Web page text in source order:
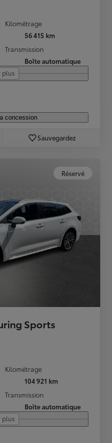
Kilométrage
56 415 km
Transmission
Boîte automatique
plus
concession
Sauvegardez
Réservé
Sports
Kilométrage
104 921 km
Transmission
Boîte automatique
plus